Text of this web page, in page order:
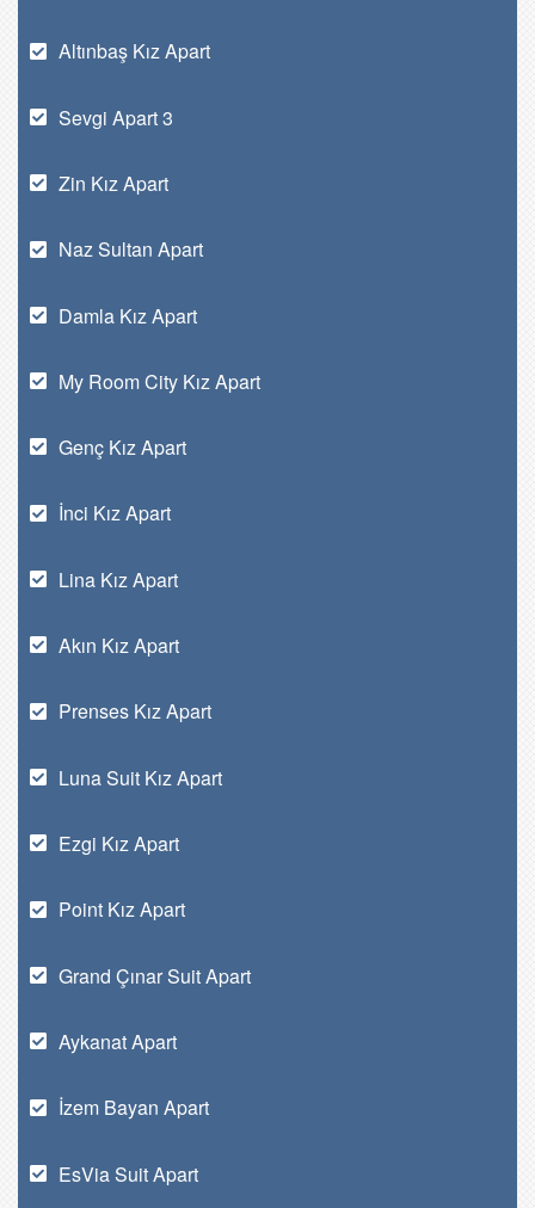
Altınbaş Kız Apart
Sevgi Apart 3
Zin Kız Apart
Naz Sultan Apart
Damla Kız Apart
My Room City Kız Apart
Genç Kız Apart
İnci Kız Apart
Lina Kız Apart
Akın Kız Apart
Prenses Kız Apart
Luna Suit Kız Apart
Ezgi Kız Apart
Point Kız Apart
Grand Çınar Suit Apart
Aykanat Apart
İzem Bayan Apart
EsVia Suit Apart